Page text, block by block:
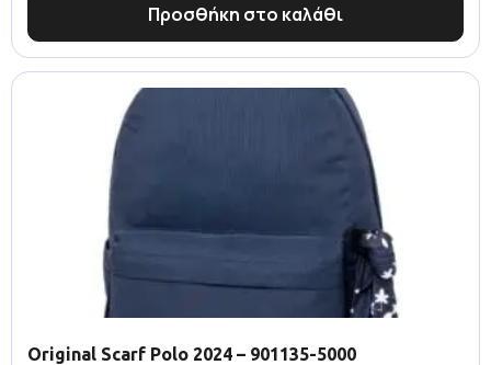
Προσθήκη στο καλάθι
Original Scarf Polo 2024 – 901135-5000